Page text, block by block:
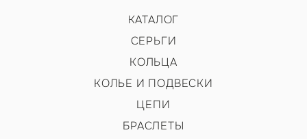
КАТАЛОГ
СЕРЬГИ
КОЛЬЦА
КОЛЬЕ И ПОДВЕСКИ
ЦЕПИ
БРАСЛЕТЫ